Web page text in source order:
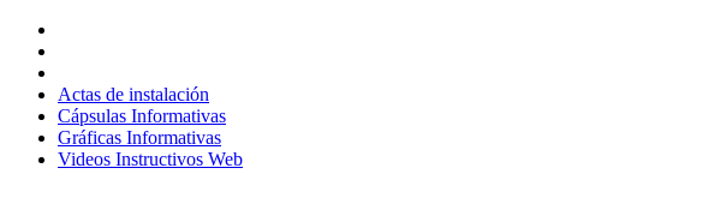
contenido
Actas de instalación
Cápsulas Informativas
Gráficas Informativas
Videos Instructivos Web